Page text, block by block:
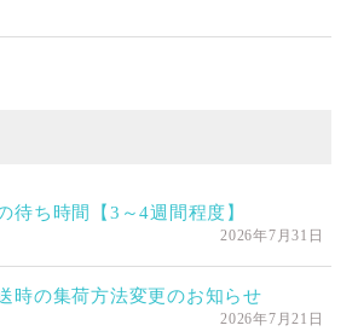
待ち時間【3～4週間程度】
2026年7月31日
時の集荷方法変更のお知らせ
2026年7月21日